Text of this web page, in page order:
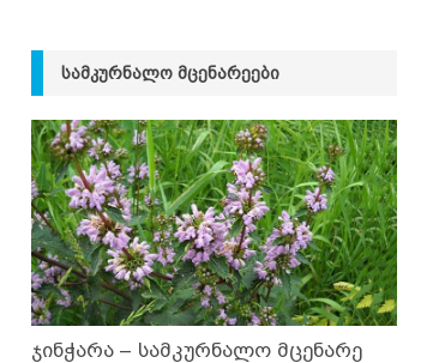
ᲡᲐᲛᲙᲣᲠᲜᲐᲚᲝ ᲛᲪᲔᲜᲐᲠᲔᲔᲑᲘ
ჯინჭარა – სამკურნალო მცენარე